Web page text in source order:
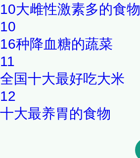
10大雌性激素多的食物
10
16种降血糖的蔬菜
11
全国十大最好吃大米
12
十大最养胃的食物